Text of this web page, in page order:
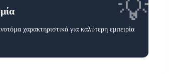
💡
χαρακτηριστικά για καλύτερη εμπειρία